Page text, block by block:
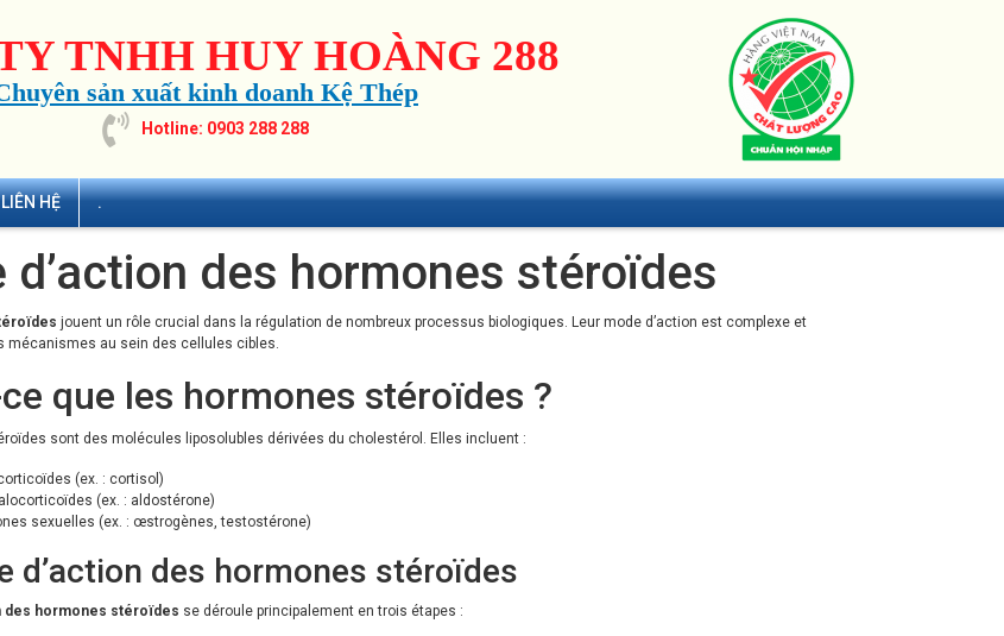
TNHH HUY HOÀNG 288
sản xuất kinh doanh Kệ Thép
Hotline: 0903 288 288
LIÊN HỆ .
d’action des hormones stéroïdes
jouent un rôle crucial dans la régulation de nombreux processus biologiques. Leur mode d’action est complexe et
mécanismes au sein des cellules cibles.
ce que les hormones stéroïdes ?
sont des molécules liposolubles dérivées du cholestérol. Elles incluent :
(ex. : cortisol)
(ex. : aldostérone)
sexuelles (ex. : œstrogènes, testostérone)
d’action des hormones stéroïdes
des hormones stéroïdes se déroule principalement en trois étapes :